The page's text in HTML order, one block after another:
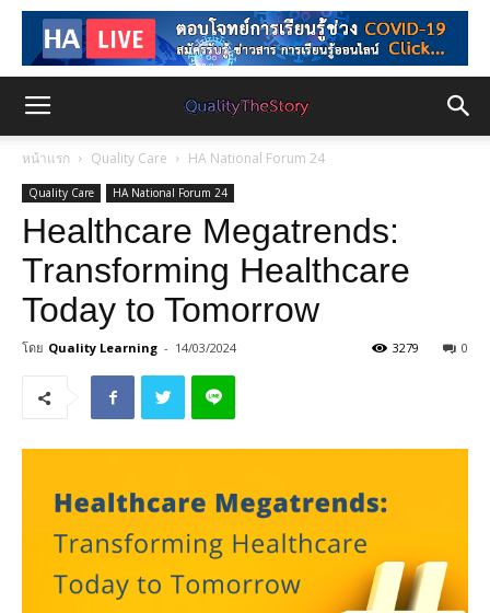
หน้าแรก Quality Care HA National Forum 24
Quality Care HA National Forum 24
Healthcare Megatrends:
Transforming Healthcare
Today to Tomorrow
โดย Quality Learning - 14/03/2024 0
3279